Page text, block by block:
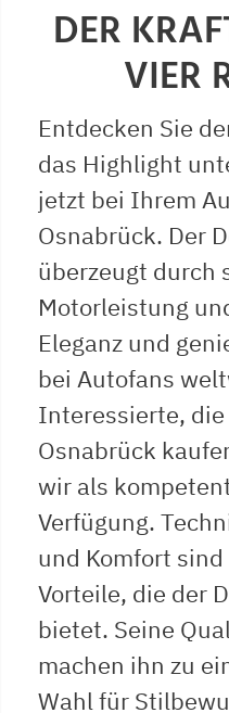
DER
VIER
Entdecken Sie
das Highlight
jetzt bei Ihrem
Osnabrück. Der
überzeugt durch
Motorleistung
Eleganz und
bei Autofans
Interessierte,
Osnabrück
wir als
Verfügung.
und Komfort
Vorteile, die der
bietet. Seine
machen ihn zu
Wahl für